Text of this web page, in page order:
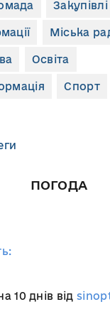
Закупівлі
Міська
Освіта
Спорт
ПОГОДА
10 днів від